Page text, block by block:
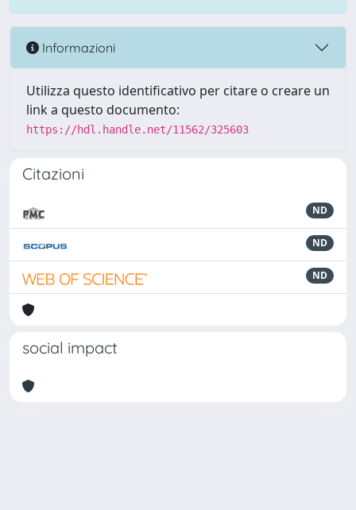
Informazioni
Utilizza questo identificativo per citare o creare un
link a questo documento:
https://hdl.handle.net/11562/325603
Citazioni
ND
ND
ND
social impact